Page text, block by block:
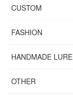
CUSTOM
FASHION
HANDMADE LURE
OTHER